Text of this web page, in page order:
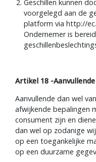
Geschillen kunnen
voorgelegd aan de
platform via http://
Ondernemer is
Artikel 18 -
Aanvullende dan wel
afwijkende bepalingen
consument zijn en
dan wel op zodanige
op een toegankelijke
op een duurzame